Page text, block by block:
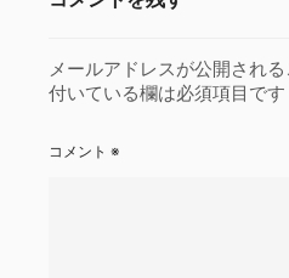
メールアドレスが公開される
付いている欄は必須項目です
コメント ※